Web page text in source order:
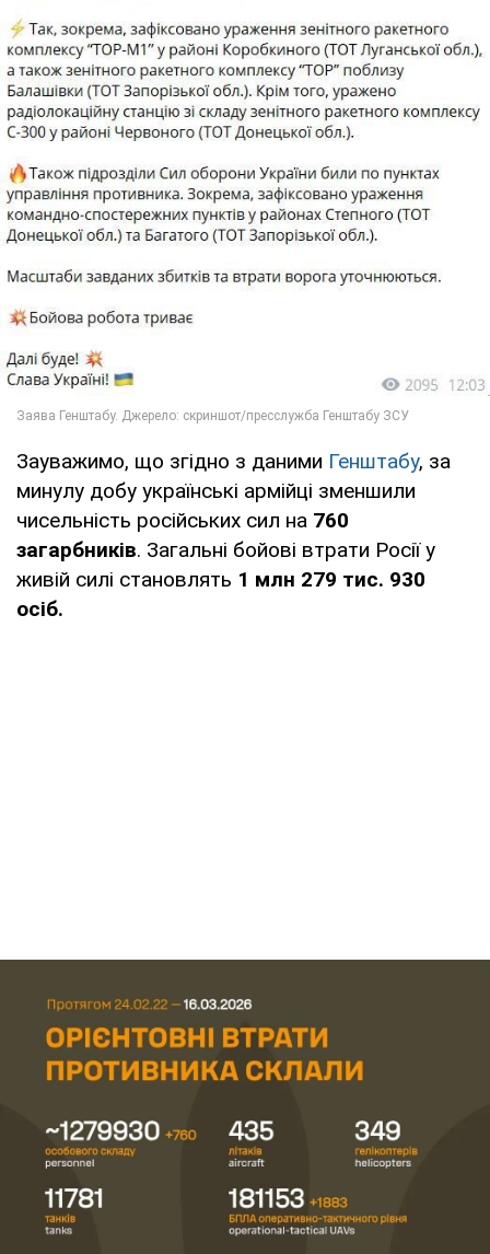
Зауважимо, що згідно з даними Генштабу, за
минулу добу українські армійці зменшили
чисельність російських сил на 760
загарбників. Загальні бойові втрати Росії у
живій силі становлять 1 млн 279 тис. 930
осіб.